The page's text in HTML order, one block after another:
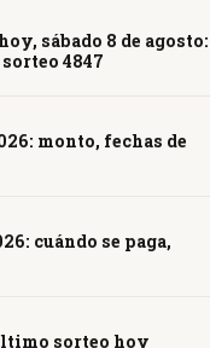
sábado 8 de agosto:
4847
monto, fechas de
cuándo se paga,
sorteo hoy